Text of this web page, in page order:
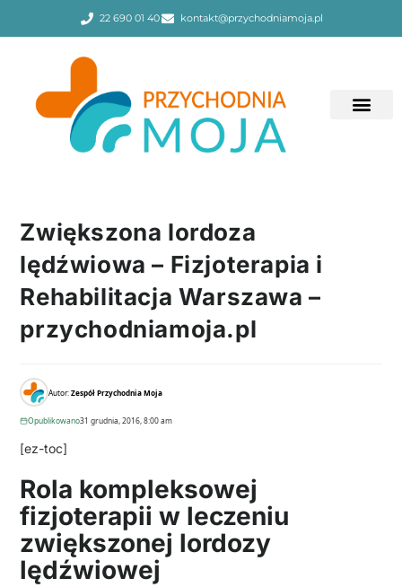
22 690 01 40 kontakt@przychodniamoja.pl
Zwiększona lordoza
lędźwiowa – Fizjoterapia i
Rehabilitacja Warszawa –
przychodniamoja.pl
Autor:Zespół Przychodnia Moja
Opublikowano31 grudnia, 2016, 8:00 am
[ez-toc]
Rola kompleksowej
fizjoterapii w leczeniu
zwiększonej lordozy
lędźwiowej